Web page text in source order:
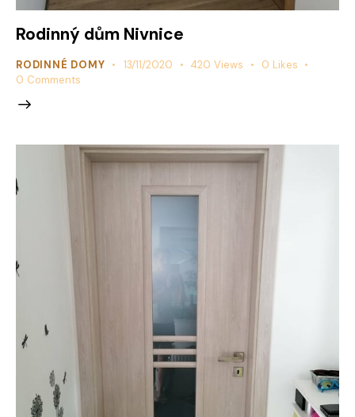
Rodinný dům Nivnice
RODINNÉ DOMY 13/11/2020 420 Views 0 Likes
0 Comments